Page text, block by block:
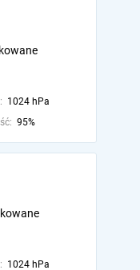
1024 hPa
95%
1024 hPa